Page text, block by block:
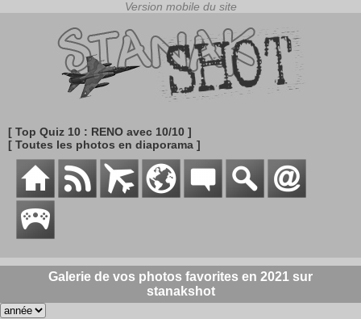
[ Top Quiz 10 : RENO avec 10/10 ]
[ Toutes les photos en diaporama ]
Galerie de vos photos favorites en 2021 sur
stanakshot